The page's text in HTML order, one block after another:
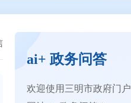
ai+ 政务问答
欢迎使用三明市政府门户